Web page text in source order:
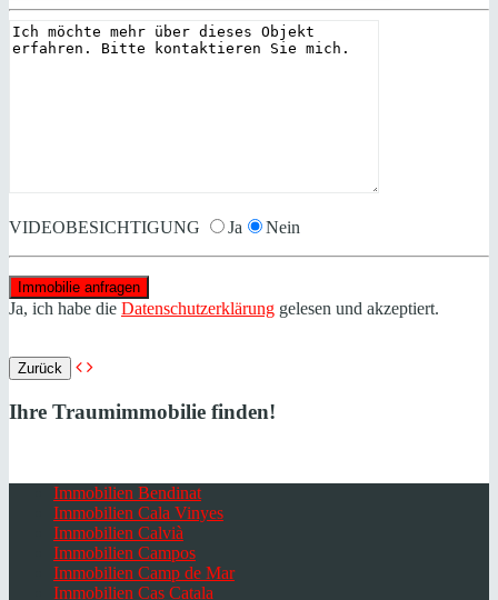
VIDEOBESICHTIGUNG Ja Nein
Ja, ich habe die Datenschutzerklärung gelesen und akzeptiert.
Zurück
Ihre Traumimmobilie finden!
Immobilien Bendinat
Immobilien Cala Vinyes
Immobilien Calvià
Immobilien Campos
Immobilien Camp de Mar
Immobilien Cas Catala